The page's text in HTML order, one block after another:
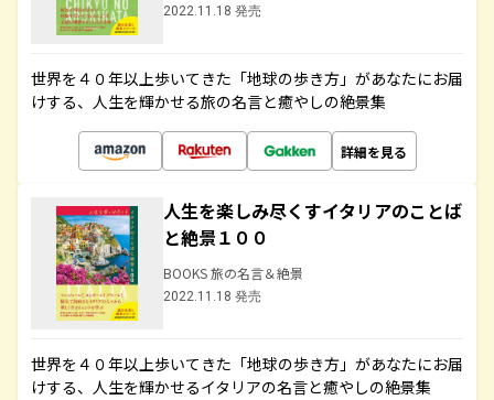
2022.11.18 発売
世界を４０年以上歩いてきた「地球の歩き方」があなたにお届
けする、人生を輝かせる旅の名言と癒やしの絶景集
詳細を見る
人生を楽しみ尽くすイタリアのことば
と絶景１００
BOOKS 旅の名言＆絶景
2022.11.18 発売
世界を４０年以上歩いてきた「地球の歩き方」があなたにお届
けする、人生を輝かせるイタリアの名言と癒やしの絶景集